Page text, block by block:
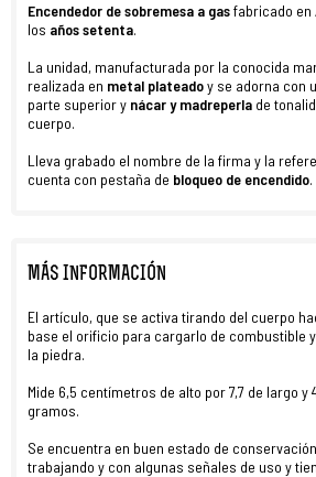
Encendedor de sobremesa a gasfabricado en
los años setenta.
La unidad, manufacturada por la conocida
realizada en metal plateadoy se adorna con
parte superior y nácar y madreperla de
cuerpo.
Lleva grabado el nombre de la firma y la
cuenta con pestaña de bloqueo de encendido.
MÁS INFORMACIÓN
El artículo, que se activa tirando del cuerpo
base el orificio para cargarlo de combustible
la piedra.
Mide 6,5 centímetros de alto por 7,7 de largo y
gramos.
Se encuentra en buen estado de
trabajando y con algunas señales de uso y